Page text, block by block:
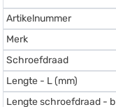
Artikelnummer
Merk
Schroefdraad
Lengte - L (mm)
Lengte schroefdraad - b